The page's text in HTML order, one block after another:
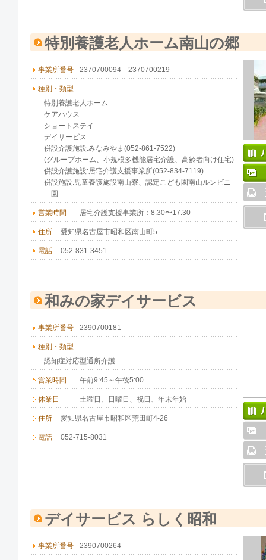
特別養護老人ホーム南山の郷
事業所番号 2370700094 2370700219
種別・類型
特別養護老人ホーム
ケアハウス
ショートステイ
デイサービス
併設介護施設:みなみやま(052-861-7522)
(グループホーム、小規模多機能居宅介護、高齢者向け住宅)
併設介護施設:居宅介護支援事業所(052-834-7119)
併設施設:児童養護施設南山寮、認定こども園南山ルンビニ
―園
営業時間 居宅介護支援事業所：8:30〜17:30
住所 愛知県名古屋市昭和区南山町5
電話 052-831-3451
和みの家デイサービス
事業所番号 2390700181
種別・類型
認知症対応型通所介護
営業時間 午前9:45～午後5:00
休業日 土曜日、日曜日、祝日、年末年始
住所 愛知県名古屋市昭和区荒田町4-26
電話 052-715-8031
デイサービス らしく昭和
事業所番号 2390700264